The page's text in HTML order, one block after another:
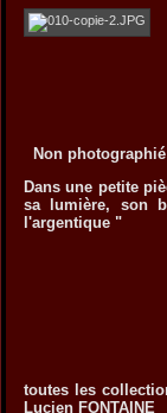
Non photographié
Dans une petite
sa lumière, son
l'argentique "
toutes les
Lucien FONTAINE